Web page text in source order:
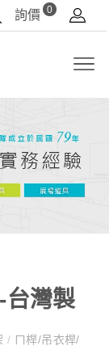
詢價 0
台灣製
/ ㄇ桿/吊衣桿/